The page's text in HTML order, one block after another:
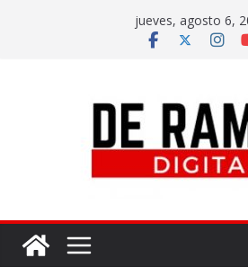
jueves, agosto 6,